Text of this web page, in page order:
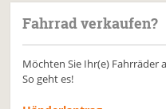
Fahrrad verkaufen?
Möchten Sie Ihr(e) Fahrräder
So geht es!